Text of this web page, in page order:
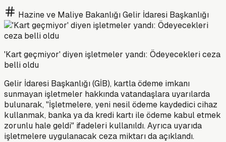
Hazine ve Maliye Bakanlığı Gelir İdaresi Başkanlığı
'Kart geçmiyor' diyen işletmeler yandı: Ödeyecekleri ceza
belli oldu
Gelir İdaresi Başkanlığı (GİB), kartla ödeme imkanı
sunmayan işletmeler hakkında vatandaşlara uyarılarda
bulunarak, "İşletmelere, yeni nesil ödeme kaydedici cihaz
kullanmak, banka ya da kredi kartı ile ödeme kabul etmek
zorunlu hale geldi" ifadeleri kullanıldı. Ayrıca uyarıda
işletmelere uygulanacak ceza miktarı da açıklandı.